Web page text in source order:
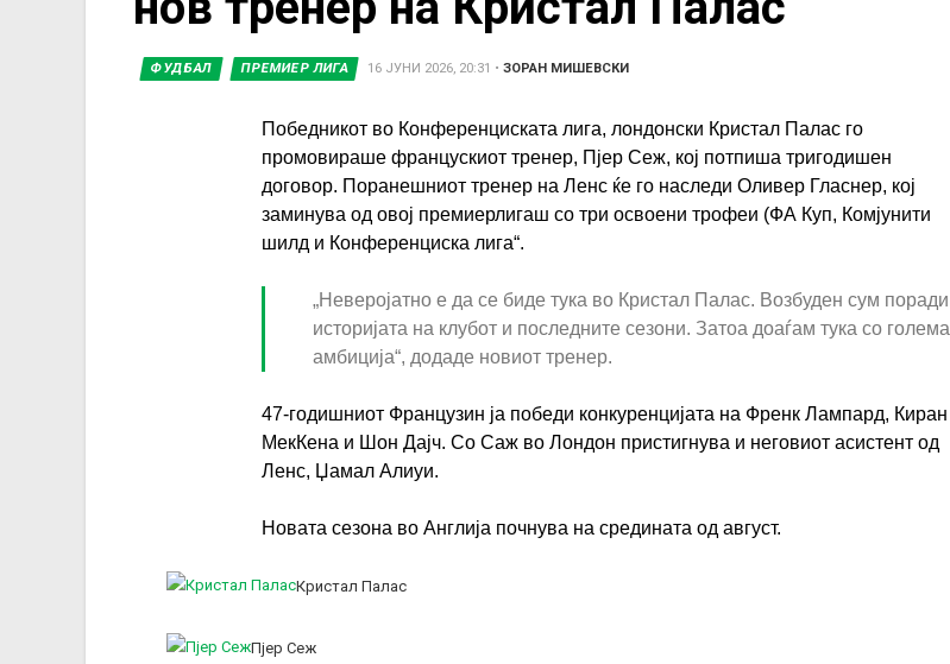
here ФУДБАЛ ПРЕМИЕР ЛИГА 16 ЈУНИ 2026, 20:31 • ЗОРАН МИШЕВСКИ
Победникот во Конференциската лига, лондонски Кристал Палас го
промовираше францускиот тренер, Пјер Сеж, кој потпиша тригодишен
договор. Поранешниот тренер на Ленс ќе го наследи Оливер Гласнер, кој
заминува од овој премиерлигаш со три освоени трофеи (ФА Куп, Комјунити
шилд и Конференциска лига“.
„Неверојатно е да се биде тука во Кристал Палас. Возбуден сум поради
историјата на клубот и последните сезони. Затоа доаѓам тука со голема
амбиција“, додаде новиот тренер.
47-годишниот Французин ја победи конкуренцијата на Френк Лампард, Киран
МекКена и Шон Дајч. Со Саж во Лондон пристигнува и неговиот асистент од
Ленс, Џамал Алиуи.
Новата сезона во Англија почнува на средината од август.
Кристал Палас
Пјер Сеж